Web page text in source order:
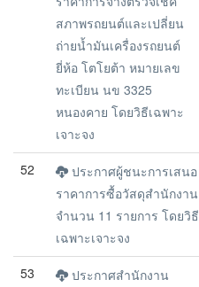
สภาพรถยนต์และเปลี่ยน
ถ่ายน้ำมันเครื่องรถยนต์
ยี่ห้อ โตโยต้า หมายเลข
ทะเบียน นข 3325
หนองคาย โดยวิธีเฉพาะ
เจาะจง
52
ประกาศผู้ชนะการเสนอ
ราคาการซื้อวัสดุสำนักงาน
จำนวน 11 รายการ โดยวิธี
เฉพาะเจาะจง
53
ประกาศสำนักงาน